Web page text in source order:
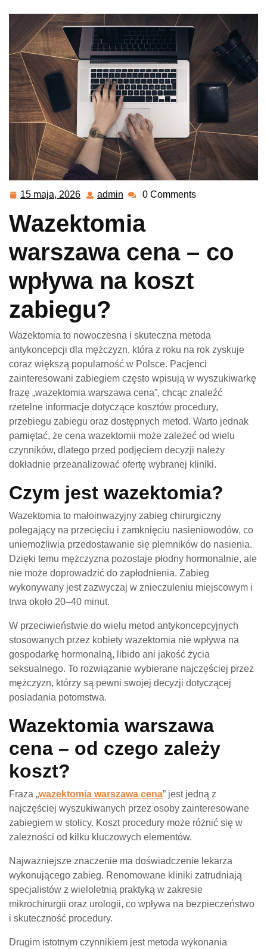
15 maja, 2026 15
2026
admin admin0 Comments
Wazektomia
warszawa cena – co
wpływa na koszt
zabiegu?
Wazektomia to nowoczesna i skuteczna metoda
antykoncepcji dla mężczyzn, która z roku na rok zyskuje
coraz większą popularność w Polsce. Pacjenci
zainteresowani zabiegiem często wpisują w wyszukiwarkę
frazę „wazektomia warszawa cena”, chcąc znaleźć
rzetelne informacje dotyczące kosztów procedury,
przebiegu zabiegu oraz dostępnych metod. Warto jednak
pamiętać, że cena wazektomii może zależeć od wielu
czynników, dlatego przed podjęciem decyzji należy
dokładnie przeanalizować ofertę wybranej kliniki.
Czym jest wazektomia?
Wazektomia to małoinwazyjny zabieg chirurgiczny
polegający na przecięciu i zamknięciu nasieniowodów, co
uniemożliwia przedostawanie się plemników do nasienia.
Dzięki temu mężczyzna pozostaje płodny hormonalnie, ale
nie może doprowadzić do zapłodnienia. Zabieg
wykonywany jest zazwyczaj w znieczuleniu miejscowym i
trwa około 20–40 minut.
W przeciwieństwie do wielu metod antykoncepcyjnych
stosowanych przez kobiety wazektomia nie wpływa na
gospodarkę hormonalną, libido ani jakość życia
seksualnego. To rozwiązanie wybierane najczęściej przez
mężczyzn, którzy są pewni swojej decyzji dotyczącej
posiadania potomstwa.
Wazektomia warszawa
cena – od czego zależy
koszt?
Fraza „wazektomia warszawa cena” jest jedną z
najczęściej wyszukiwanych przez osoby zainteresowane
zabiegiem w stolicy. Koszt procedury może różnić się w
zależności od kilku kluczowych elementów.
Najważniejsze znaczenie ma doświadczenie lekarza
wykonującego zabieg. Renomowane kliniki zatrudniają
specjalistów z wieloletnią praktyką w zakresie
mikrochirurgii oraz urologii, co wpływa na bezpieczeństwo
i skuteczność procedury.
Drugim istotnym czynnikiem jest metoda wykonania